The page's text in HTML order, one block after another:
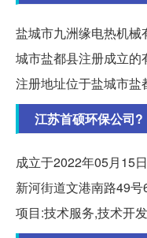
盐城市九洲缘电热机
城市盐都县注册成立的
注册地址位于盐城市盐
江苏首硕环保公司?
成立于2022年05月15
新河街道文港南路49
项目:技术服务,技术开